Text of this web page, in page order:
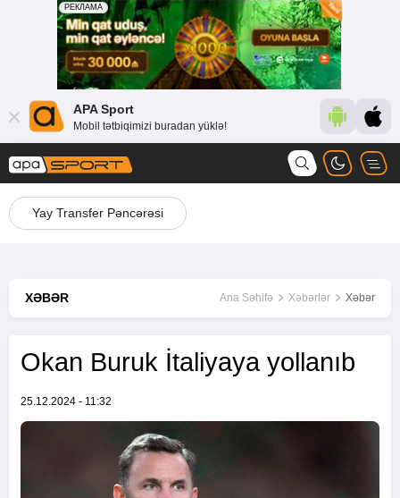
APA Sport
Mobil tətbiqimizi buradan yüklə!
Yay Transfer Pəncərəsi
XƏBƏR Ana Səhifə Xəbərlər Xəbər
Okan Buruk İtaliyaya yollanıb
25.12.2024 - 11:32